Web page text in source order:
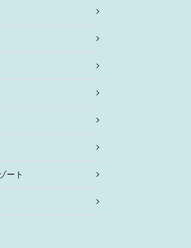
ート